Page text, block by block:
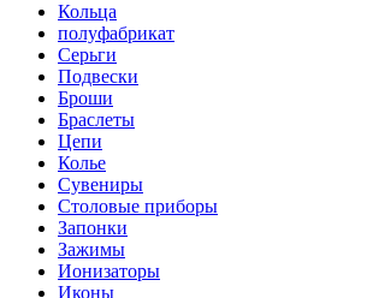
Кольца
полуфабрикат
Серьги
Подвески
Броши
Браслеты
Цепи
Колье
Сувениры
Столовые приборы
Запонки
Зажимы
Ионизаторы
Иконы